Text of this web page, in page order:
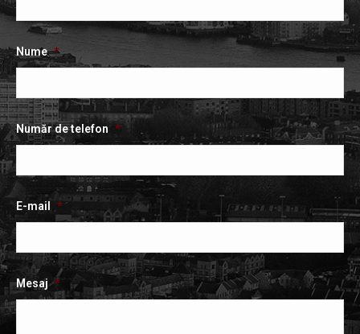
o
fereastră
o
fereastră
fereastră
nouă
Nume *
Număr de telefon *
E-mail *
Mesaj *